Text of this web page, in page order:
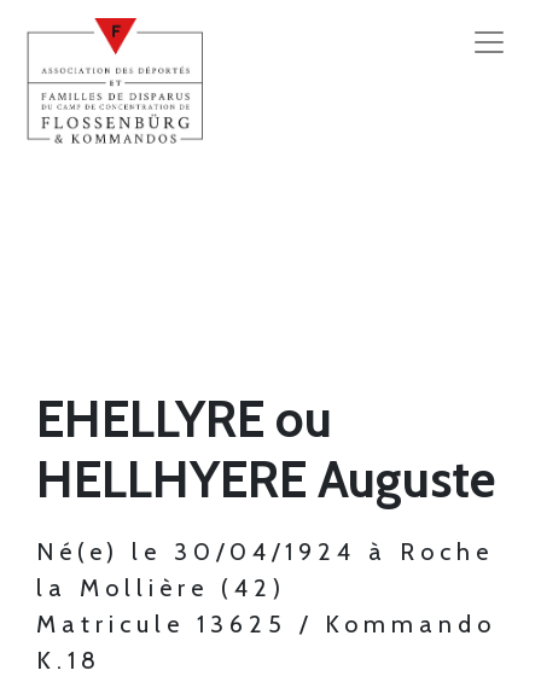
EHELLYRE ou
HELLHYERE Auguste
Né(e) le 30/04/1924 à Roche
la Mollière (42)
Matricule 13625 / Kommando
K.18